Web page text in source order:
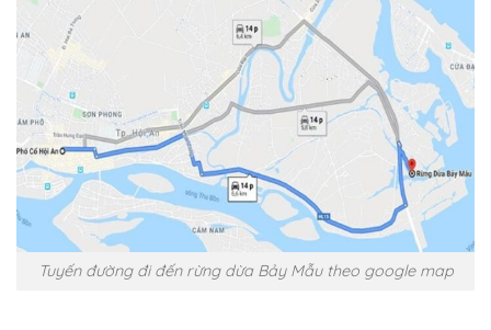
Tuyến đường đi đến rừng dừa Bảy Mẫu theo google map